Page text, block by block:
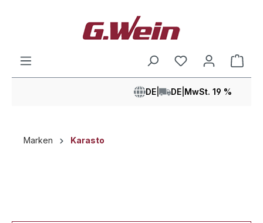
DE DE MwSt. 19 %
Marken Karasto